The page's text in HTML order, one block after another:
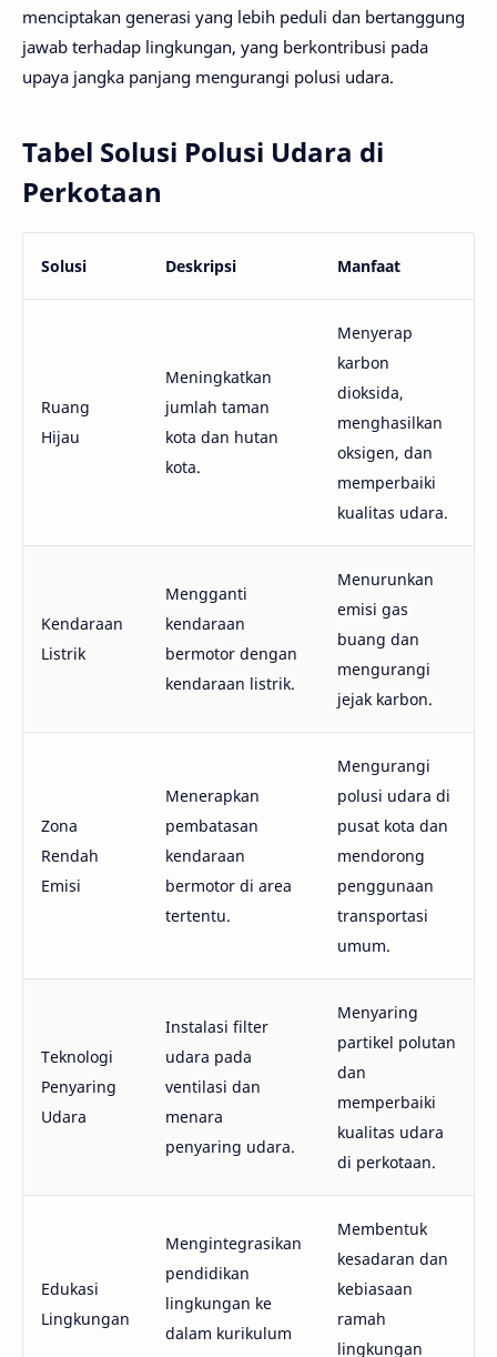
menciptakan generasi yang lebih peduli dan bertanggung
jawab terhadap lingkungan, yang berkontribusi pada
upaya jangka panjang mengurangi polusi udara.
Tabel Solusi Polusi Udara di
Perkotaan
Solusi Deskripsi Manfaat
Ruang
Hijau
Meningkatkan
jumlah taman
kota dan hutan
kota.
Menyerap
karbon
dioksida,
menghasilkan
oksigen, dan
memperbaiki
kualitas udara.
Kendaraan
Listrik
Mengganti
kendaraan
bermotor dengan
kendaraan listrik.
Menurunkan
emisi gas
buang dan
mengurangi
jejak karbon.
Zona
Rendah
Emisi
Menerapkan
pembatasan
kendaraan
bermotor di area
tertentu.
Mengurangi
polusi udara di
pusat kota dan
mendorong
penggunaan
transportasi
umum.
Teknologi
Penyaring
Udara
Instalasi filter
udara pada
ventilasi dan
menara
penyaring udara.
Menyaring
partikel polutan
dan
memperbaiki
kualitas udara
di perkotaan.
Edukasi
Lingkungan
Mengintegrasikan
pendidikan
lingkungan ke
dalam kurikulum
Membentuk
kesadaran dan
kebiasaan
ramah
lingkungan